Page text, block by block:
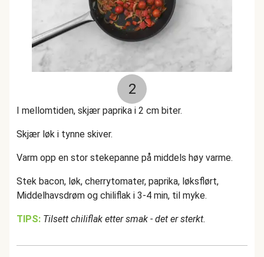
2
I mellomtiden, skjær paprika i 2 cm biter.
Skjær løk i tynne skiver.
Varm opp en stor stekepanne på middels høy varme.
Stek bacon, løk, cherrytomater, paprika, løksflørt,
Middelhavsdrøm og chiliflak i 3-4 min, til myke.
TIPS: Tilsett chiliflak etter smak - det er sterkt.